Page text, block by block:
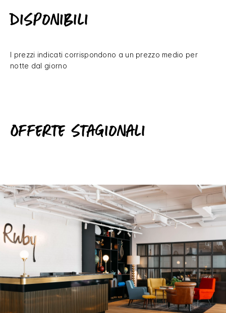
disponibili
I prezzi indicati corrispondono a un prezzo medio per
notte dal giorno
Offerte stagionali